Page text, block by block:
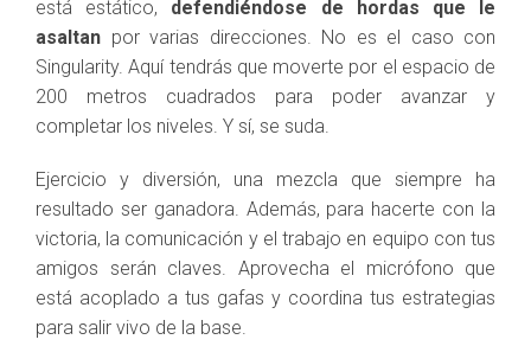
está estático, defendiéndose de hordas que le
asaltan por varias direcciones. No es el caso con
Singularity. Aquí tendrás que moverte por el espacio de
200 metros cuadrados para poder avanzar y
completar los niveles. Y sí, se suda.
Ejercicio y diversión, una mezcla que siempre ha
resultado ser ganadora. Además, para hacerte con la
victoria, la comunicación y el trabajo en equipo con tus
amigos serán claves. Aprovecha el micrófono que
está acoplado a tus gafas y coordina tus estrategias
para salir vivo de la base.